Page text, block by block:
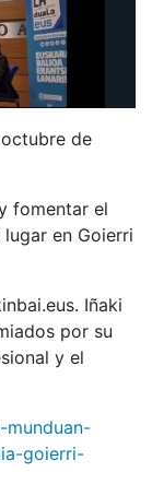
de
fomentar el
en Goierri
Iñaki
por su
y el
munduan-
goierri-